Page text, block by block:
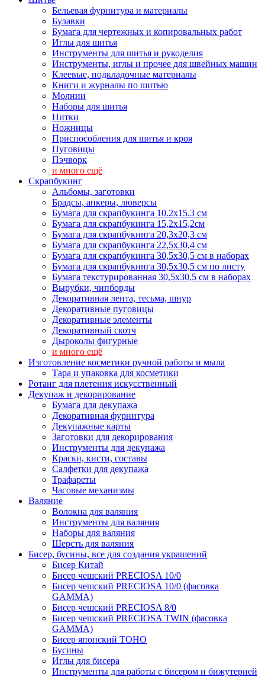
Бельевая фурнитура и материалы
Булавки
Бумага для чертежных и копировальных работ
Иглы для шитья
Инструменты для шитья и рукоделия
Инструменты, иглы и прочее для швейных машин
Клеевые, подкладочные материалы
Книги и журналы по шитью
Молнии
Наборы для шитья
Нитки
Ножницы
Приспособления для шитья и кроя
Пуговицы
Пэчворк
и много ещё
Скрапбукинг
Альбомы, заготовки
Брадсы, анкеры, люверсы
Бумага для скрапбукинга 10.2х15.3 см
Бумага для скрапбукинга 15,2х15,2см
Бумага для скрапбукинга 20,3х20,3 см
Бумага для скрапбукинга 22,5х30,4 см
Бумага для скрапбукинга 30,5х30,5 см в наборах
Бумага для скрапбукинга 30,5х30,5 см по листу
Бумага текстурированная 30,5х30,5 см в наборах
Вырубки, чипборды
Декоративная лента, тесьма, шнур
Декоративные пуговицы
Декоративные элементы
Декоративный скотч
Дыроколы фигурные
и много ещё
Изготовление косметики ручной работы и мыла
Тара и упаковка для косметики
Ротанг для плетения искусственный
Декупаж и декорирование
Бумага для декупажа
Декоративная фурнитура
Декупажные карты
Заготовки для декорирования
Инструменты для декупажа
Краски, кисти, составы
Салфетки для декупажа
Трафареты
Часовые механизмы
Валяние
Волокна для валяния
Инструменты для валяния
Наборы для валяния
Шерсть для валяния
Бисер, бусины, все для создания украшений
Бисер Китай
Бисер чешский PRECIOSA 10/0
Бисер чешский PRECIOSA 10/0 (фасовка
GAMMA)
Бисер чешский PRECIOSA 8/0
Бисер чешский PRECIOSA TWIN (фасовка
GAMMA)
Бисер японский TOHO
Бусины
Иглы для бисера
Инструменты для работы с бисером и бижутерией